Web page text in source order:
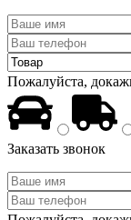
Пожалуйста,
Заказать звонок